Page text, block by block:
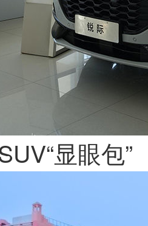
显眼包”